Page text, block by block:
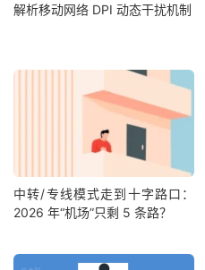
解析移动网络 DPI 动态干扰机制
中转/专线模式走到十字路口：
2026 年“机场”只剩 5 条路？